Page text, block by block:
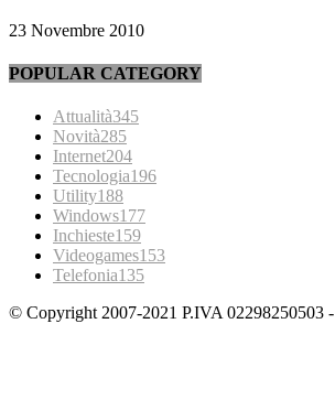
23 Novembre 2010
POPULAR CATEGORY
Attualità345
Novità285
Internet204
Tecnologia196
Utility188
Windows177
Inchieste159
Videogames153
Telefonia135
© Copyright 2007-2021 P.IVA 02298250503 -